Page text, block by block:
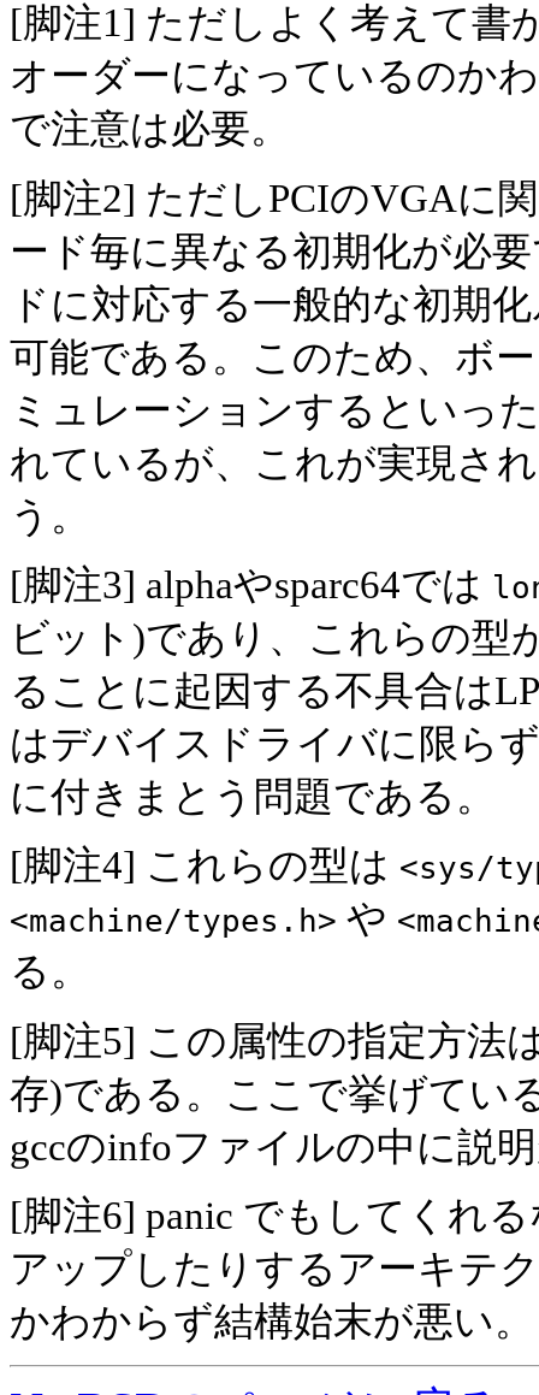
[脚注1] ただしよく考えて書
オーダーになっているのか
で注意は必要。
[脚注2] ただしPCIのVGAに
ード毎に異なる初期化が必
ドに対応する一般的な初期
可能である。このため、ボ
ミュレーションするといっ
れているが、これが実現さ
う。
[脚注3] alphaやsparc64では
ビット)であり、これらの型
ることに起因する不具合は
はデバイスドライバに限ら
に付きまとう問題である。
[脚注4] これらの型は <sys/
<machine/types.h> や
る。
[脚注5] この属性の指定方法
存)である。ここで挙げてい
gccのinfoファイルの中に説
[脚注6] panic でもしてくれ
アップしたりするアーキテ
かわからず結構始末が悪い。